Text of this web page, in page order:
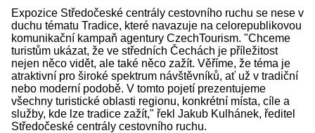
Expozice Středočeské centrály cestovního ruchu se nese v
duchu tématu Tradice, které navazuje na celorepublikovou
komunikační kampaň agentury CzechTourism. "Chceme
turistům ukázat, že ve středních Čechách je příležitost
nejen něco vidět, ale také něco zažít. Věříme, že téma je
atraktivní pro široké spektrum návštěvníků, ať už v tradiční
nebo moderní podobě. V tomto pojetí prezentujeme
všechny turistické oblasti regionu, konkrétní místa, cíle a
služby, kde lze tradice zažít," řekl Jakub Kulhánek, ředitel
Středočeské centrály cestovního ruchu.